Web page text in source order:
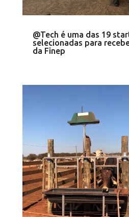
@Tech é uma das 19
selecionadas para
da Finep